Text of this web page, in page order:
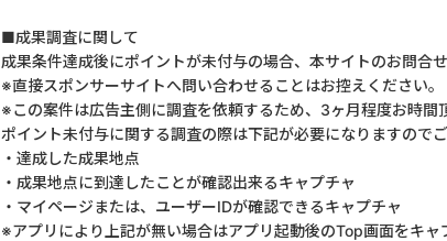
■成果調査に関して
成果条件達成後にポイントが未付与の場合、本サイトのお問合
※直接スポンサーサイトへ問い合わせることはお控えください。
※この案件は広告主側に調査を依頼するため、3ヶ月程度お時間
ポイント未付与に関する調査の際は下記が必要になりますのでご
・達成した成果地点
・成果地点に到達したことが確認出来るキャプチャ
・マイページまたは、ユーザーIDが確認できるキャプチャ
※アプリにより上記が無い場合はアプリ起動後のTop画面をキャ